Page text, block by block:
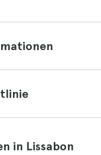
in Lissabon